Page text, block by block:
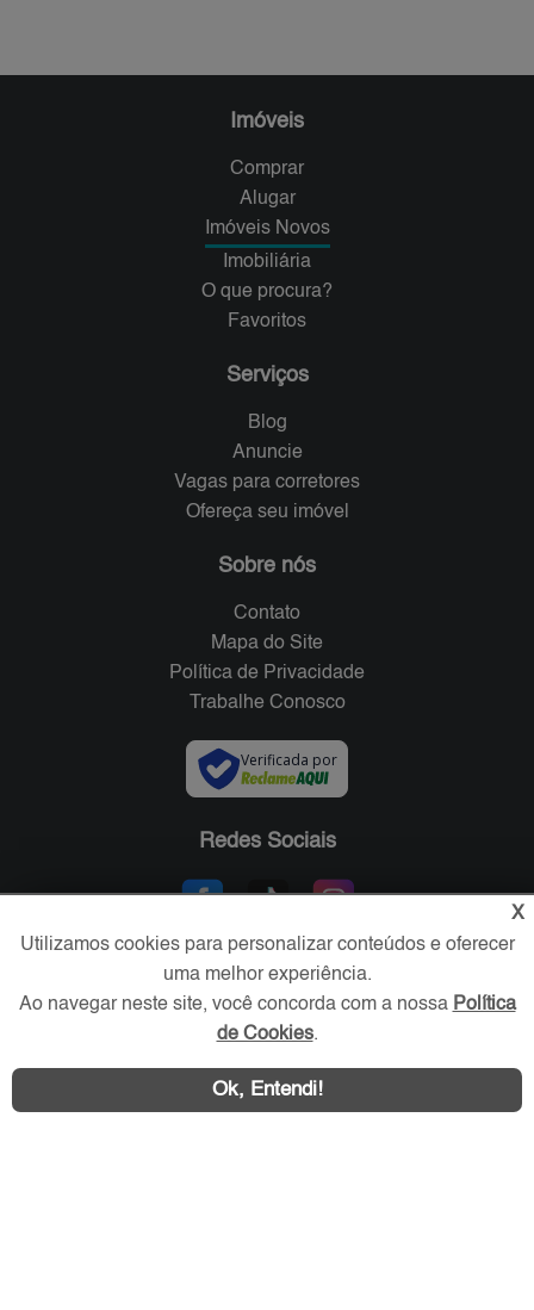
Imóveis
Comprar
Alugar
Imóveis Novos
Imobiliária
O que procura?
Favoritos
Serviços
Blog
Anuncie
Vagas para corretores
Ofereça seu imóvel
Sobre nós
Contato
Mapa do Site
Política de Privacidade
Trabalhe Conosco
Verificada por
Redes Sociais
Área exclusiva aos anunciantes,
X
Utilizamos cookies para personalizar conteúdos e oferecer
uma melhor experiência.
Ao navegar neste site, você concorda com a nossa Política
de Cookies.
Ok, Entendi!